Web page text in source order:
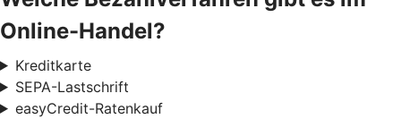
Online-Handel?
Kreditkarte
SEPA-Lastschrift
easyCredit-Ratenkauf